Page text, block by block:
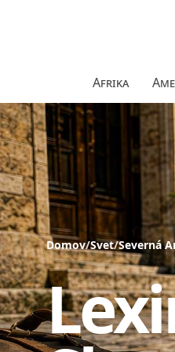
Afrika
Domov/Svet/Severná